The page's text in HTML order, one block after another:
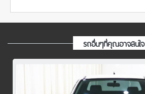
รถอื่นๆที่คุณอาจสนใจ